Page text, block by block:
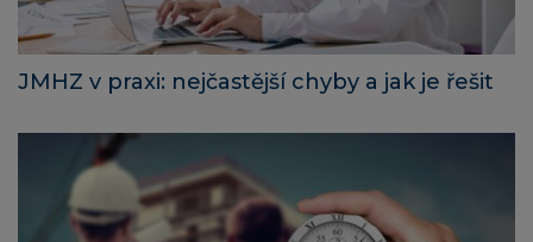
JMHZ v praxi: nejčastější chyby a jak je řešit